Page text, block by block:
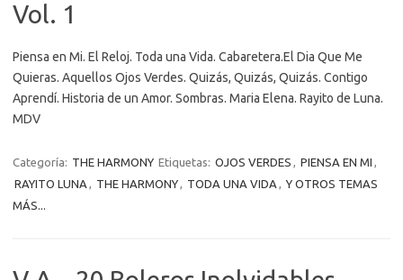
Vol. 1
Piensa en Mi. El Reloj. Toda una Vida. Cabaretera.El Dia Que Me
Quieras. Aquellos Ojos Verdes. Quizás, Quizás, Quizás. Contigo
Aprendí. Historia de un Amor. Sombras. Maria Elena. Rayito de Luna.
MDV
Categoría: THE HARMONY Etiquetas: OJOS VERDES , PIENSA EN MI ,
RAYITO LUNA , THE HARMONY, TODA UNA VIDA , Y OTROS TEMAS
MÁS...